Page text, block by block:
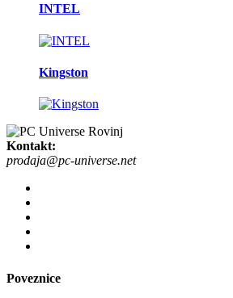
INTEL
Kingston
Kontakt:
prodaja@pc-universe.net
Poveznice